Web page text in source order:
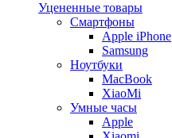
Уцененные товары
Cмартфоны
Apple iPhone
Samsung
Ноутбуки
MacBook
XiaoMi
Умные часы
Apple